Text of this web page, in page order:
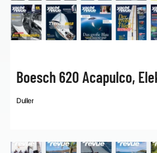
Boesch 620 Acapulco,
Duller